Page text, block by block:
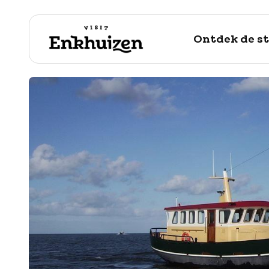
naar de inhoud
Ontdek de